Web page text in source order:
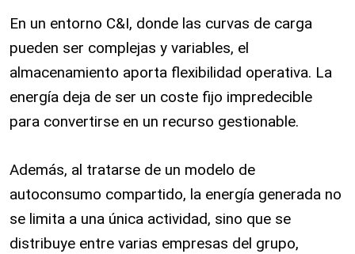
En un entorno C&I, donde las curvas de carga
pueden ser complejas y variables, el
almacenamiento aporta flexibilidad operativa. La
energía deja de ser un coste fijo impredecible
para convertirse en un recurso gestionable.
Además, al tratarse de un modelo de
autoconsumo compartido, la energía generada no
se limita a una única actividad, sino que se
distribuye entre varias empresas del grupo,